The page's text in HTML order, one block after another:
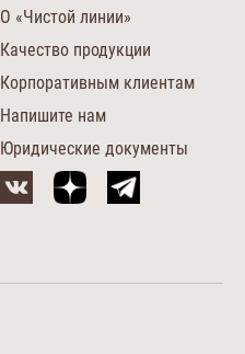
О «Чистой линии»
Качество продукции
Корпоративным клиентам
Напишите нам
Юридические документы